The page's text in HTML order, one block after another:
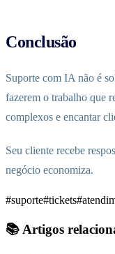
Conclusão
Suporte com IA não é
fazerem o trabalho que
complexos e encantar
Seu cliente recebe
negócio economiza.
#suporte#tickets
📚 Artigos